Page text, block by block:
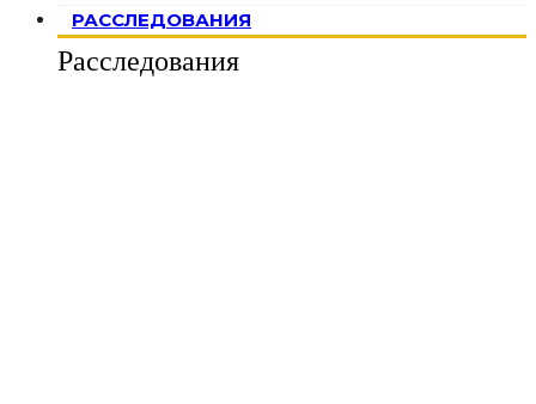
РАССЛЕДОВАНИЯ
Расследования